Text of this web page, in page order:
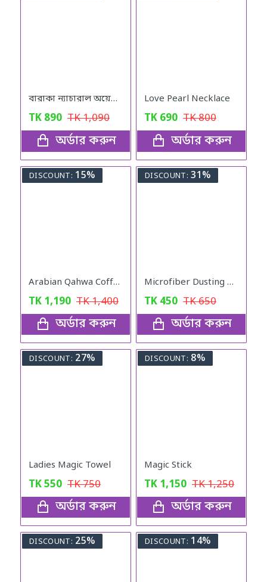
বারাকা ন্যাচারাল অয়েল (Baraka Natural oil) – 120 মিলি
TK 890 TK1,090
অর্ডার করুন
Love Pearl Necklace
TK 690 TK800
অর্ডার করুন
DISCOUNT: 15%
Arabian Qahwa Coffee – অরিজিনাল আরবীয় কফি
TK 1,190 TK1,400
অর্ডার করুন
DISCOUNT: 31%
Microfiber Dusting Brush
TK 450 TK650
অর্ডার করুন
DISCOUNT: 27%
Ladies Magic Towel
TK550 TK750
অর্ডার করুন
DISCOUNT: 8%
Magic Stick
TK 1,150 TK1,250
অর্ডার করুন
DISCOUNT: 25% DISCOUNT: 14%